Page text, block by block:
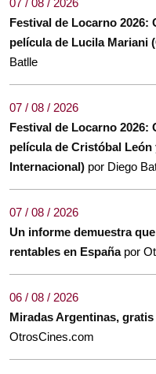
07 / 08 / 2026
Festival de Locarno 2026:
película de Lucila Mariani
Batlle
07 / 08 / 2026
Festival de Locarno 2026:
película de Cristóbal
Internacional) por Diego
07 / 08 / 2026
Un informe demuestra
rentables en España por
06 / 08 / 2026
Miradas Argentinas,
OtrosCines.com